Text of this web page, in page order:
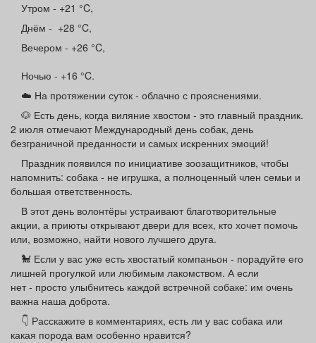
Товары
ТВ программа Я - пенсионер
Утром - +21 °C,
Днём - +28 °C,
Вечером - +26 °C,
Ночью - +16 °C.
☁️ На протяжении суток - облачно с прояснениями.
🐶 Есть день, когда виляние хвостом - это главный праздник.
2 июля отмечают Международный день собак, день
безграничной преданности и самых искренних эмоций!
Праздник появился по инициативе зоозащитников, чтобы
напомнить: собака - не игрушка, а полноценный член семьи и
большая ответственность.
В этот день волонтёры устраивают благотворительные
акции, а приюты открывают двери для всех, кто хочет помочь
или, возможно, найти нового лучшего друга.
🐩 Если у вас уже есть хвостатый компаньон - порадуйте его
лишней прогулкой или любимым лакомством. А если
нет - просто улыбнитесь каждой встречной собаке: им очень
важна наша доброта.
👇 Расскажите в комментариях, есть ли у вас собака или
какая порода вам особенно нравится?